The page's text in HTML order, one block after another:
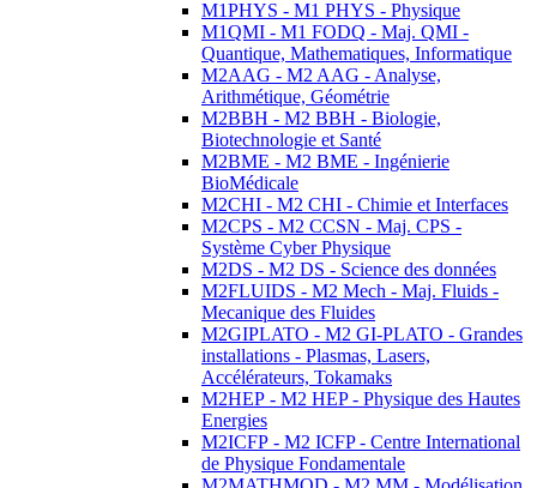
M1PHYS - M1 PHYS - Physique
M1QMI - M1 FODQ - Maj. QMI -
Quantique, Mathematiques, Informatique
M2AAG - M2 AAG - Analyse,
Arithmétique, Géométrie
M2BBH - M2 BBH - Biologie,
Biotechnologie et Santé
M2BME - M2 BME - Ingénierie
BioMédicale
M2CHI - M2 CHI - Chimie et Interfaces
M2CPS - M2 CCSN - Maj. CPS -
Système Cyber Physique
M2DS - M2 DS - Science des données
M2FLUIDS - M2 Mech - Maj. Fluids -
Mecanique des Fluides
M2GIPLATO - M2 GI-PLATO - Grandes
installations - Plasmas, Lasers,
Accélérateurs, Tokamaks
M2HEP - M2 HEP - Physique des Hautes
Energies
M2ICFP - M2 ICFP - Centre International
de Physique Fondamentale